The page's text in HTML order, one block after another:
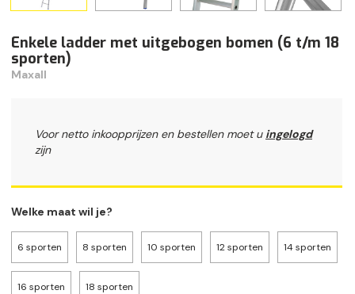
Enkele ladder met uitgebogen bomen (6 t/m 18
sporten)
Maxall
Voor netto inkoopprijzen en bestellen moet u ingelogd
zijn
Welke maat wil je?
6 sporten 8 sporten 10 sporten 12 sporten 14 sporten
16 sporten 18 sporten